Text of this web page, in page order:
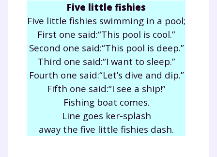
Five little fishies
Five little fishies swimming in a pool;
First one said:“This pool is cool.”
Second one said:“This pool is deep.”
Third one said:“I want to sleep.”
Fourth one said:“Let’s dive and dip.”
Fifth one said:“I see a ship!”
Fishing boat comes.
Line goes ker-splash
away the five little fishies dash.